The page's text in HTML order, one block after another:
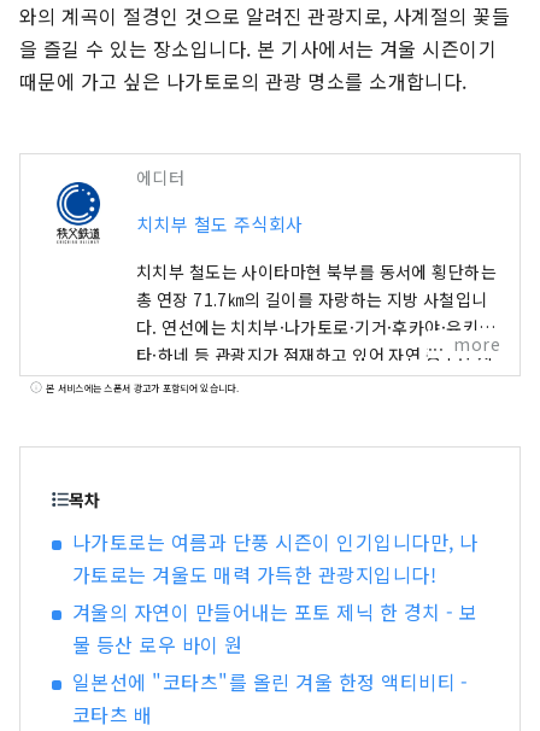
와의 계곡이 절경인 것으로 알려진 관광지로, 사계절의 꽃들
을 즐길 수 있는 장소입니다. 본 기사에서는 겨울 시즌이기
때문에 가고 싶은 나가토로의 관광 명소를 소개합니다.
에디터
치치부 철도 주식회사
치치부 철도는 사이타마현 북부를 동서에 횡단하는
총 연장 71.7㎞의 길이를 자랑하는 지방 사철입니
다. 연선에는 치치부·나가토로·기거·후카야·유키
타·하네 등 관광지가 점재하고 있어 자연 풍부한 지
역을 여행할 수 있는 노선입니다. 시골 풍경과 아라
more
본 서비스에는 스폰서 광고가 포함되어 있습니다.
목차
나가토로는 여름과 단풍 시즌이 인기입니다만, 나
가토로는 겨울도 매력 가득한 관광지입니다!
겨울의 자연이 만들어내는 포토 제닉 한 경치 - 보
물 등산 로우 바이 원
일본선에 "코타츠"를 올린 겨울 한정 액티비티 -
코타츠 배